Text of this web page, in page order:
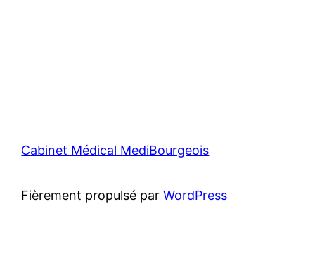
Cabinet Médical MediBourgeois
Fièrement propulsé parWordPress